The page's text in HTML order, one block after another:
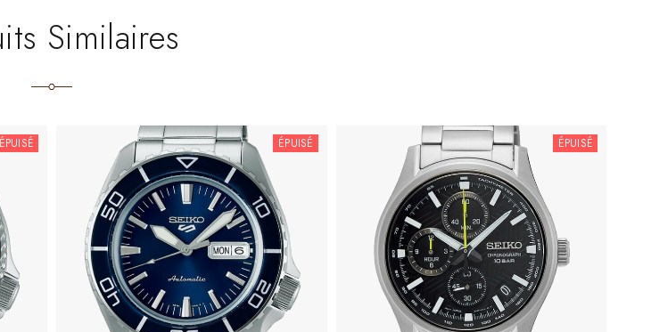
Similaires
ÉPUISÉ ÉPUISÉ ÉPUISÉ